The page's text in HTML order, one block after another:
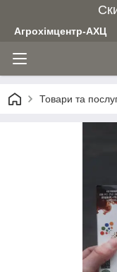
Агрохімцентр-АХЦ
Товари та